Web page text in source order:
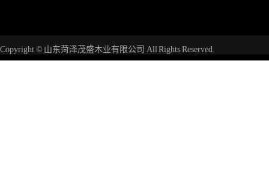
Copyright © 山东菏泽茂盛木业有限公司 All Rights Reserved.